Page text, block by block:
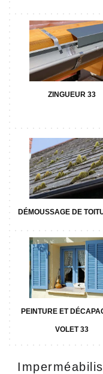
ZINGUEUR 33
DÉMOUSSAGE DE
PEINTURE ET
VOLET 33